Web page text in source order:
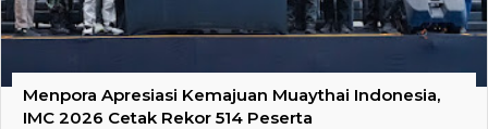
Menpora Apresiasi Kemajuan Muaythai Indonesia,
IMC 2026 Cetak Rekor 514 Peserta